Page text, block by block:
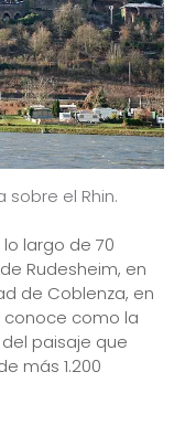
sobre el Rhin.
largo de 70
Rudesheim, en
de Coblenza, en
conoce como la
paisaje que
más 1.200